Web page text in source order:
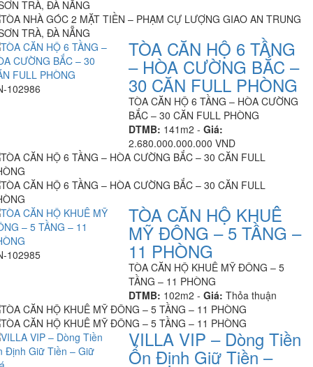
102986
TÒA CĂN HỘ 6 TẦNG
– HÒA CƯỜNG BẮC –
30 CĂN FULL PHÒNG
TÒA CĂN HỘ 6 TẦNG – HÒA CƯỜNG
BẮC – 30 CĂN FULL PHÒNG
DTMB: 141m2 -Giá:
2.680.000.000.000 VND
102985
TÒA CĂN HỘ KHUÊ
MỸ ĐÔNG – 5 TẦNG –
11 PHÒNG
TÒA CĂN HỘ KHUÊ MỸ ĐÔNG – 5
TẦNG – 11 PHÒNG
DTMB: 102m2 -Giá: Thỏa thuận
VILLA VIP – Dòng Tiền
Ổn Định Giữ Tiền –